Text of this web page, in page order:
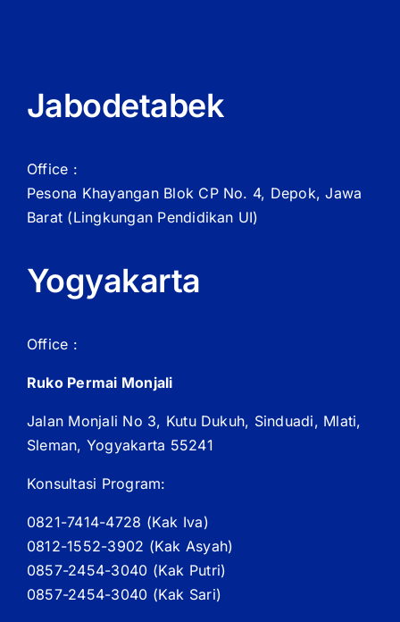
Jabodetabek
Office :
Pesona Khayangan Blok CP No. 4, Depok, Jawa
Barat (Lingkungan Pendidikan UI)
Yogyakarta
Office :
Ruko Permai Monjali
Jalan Monjali No 3, Kutu Dukuh, Sinduadi, Mlati,
Sleman, Yogyakarta 55241
Konsultasi Program:
0821-7414-4728 (Kak Iva)
0812-1552-3902 (Kak Asyah)
0857-2454-3040 (Kak Putri)
0857-2454-3040 (Kak Sari)